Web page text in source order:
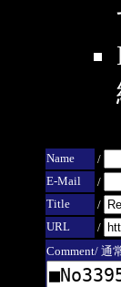
Name
/
E-Mail
/
Title
/
URL
/
Comment/ 通